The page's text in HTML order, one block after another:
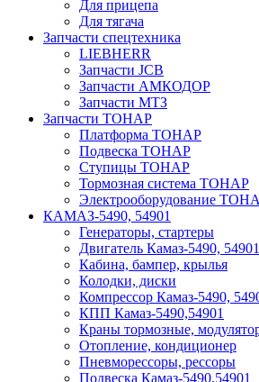
Для прицепа
Для тягача
Запчасти спецтехника
LIEBHERR
Запчасти JCB
Запчасти АМКОДОР
Запчасти МТЗ
Запчасти ТОНАР
Платформа ТОНАР
Подвеска ТОНАР
Ступицы ТОНАР
Тормозная система ТОНАР
Электрооборудование
КАМАЗ-5490, 54901
Генераторы, стартеры
Двигатель Камаз-5490, 54901
Кабина, бампер, крылья
Колодки, диски
Компрессор Камаз-5490,
КПП Камаз-5490,54901
Краны тормозные,
Отопление, кондиционер
Пневморессоры, рессоры
Подвеска Камаз-5490,54901